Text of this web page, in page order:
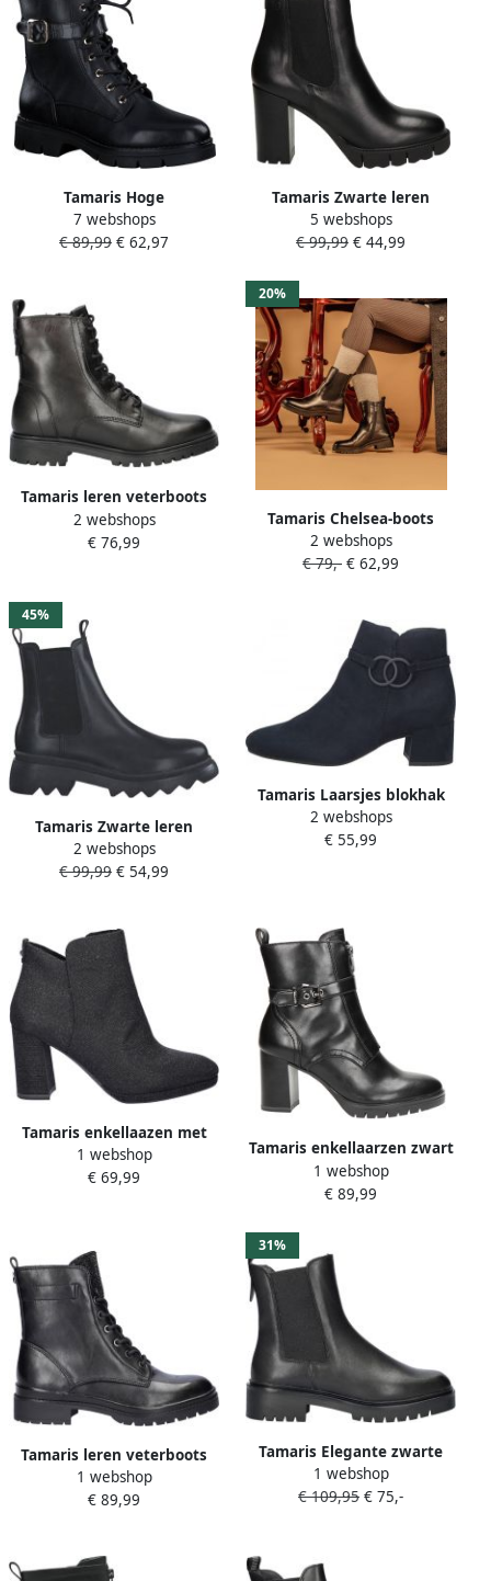
Tamaris Hoge
veterschoenen met
decoratief bandje in
7 webshops
€ 89,99 € 62,97
Tamaris Zwarte leren
Chelsea laars met 6 cm hak
Black Dames
5 webshops
€ 99,99 € 44,99
Tamaris leren veterboots
zwart
2 webshops
€ 76,99
20%
Tamaris Chelsea-boots
blokhak business schoen
enkellaars met
2 webshops
€ 79,- € 62,99
45%
Tamaris Zwarte leren
Chelsea laars voor dames
Black Dames
2 webshops
€ 99,99 € 54,99
Tamaris Laarsjes blokhak
businessschoen met
praktische binnenrits
2 webshops
€ 55,99
Tamaris enkellaazen met
glitters zwart
1 webshop
€ 69,99
Tamaris enkellaarzen zwart
1 webshop
€ 89,99
Tamaris leren veterboots
zwart
1 webshop
€ 89,99
31%
Tamaris Elegante zwarte
Chelsea boots voor dames
Black Dames
1 webshop
€ 109,95 € 75,-